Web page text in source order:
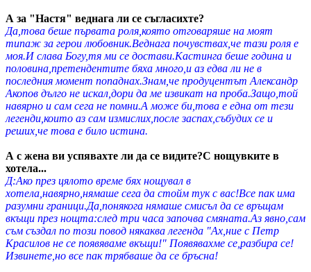
А за "Настя" веднага ли се съгласихте?
Да,това беше първата роля,която отговаряше на моят
типаж за герои любовник.Веднага почувствах,че тази роля е
моя.И слава Богу,тя ми се достави.Кастинга беше година и
половина,претендентите бяха много,и аз едва ли не в
последния момент попаднах.Знам,че продуцентът Александр
Акопов дълго не искал,дори да ме извикат на проба.Защо,той
навярно и сам сега не помни.А може би,това е една от тези
легенди,които аз сам измислих,после заспах,събудих се и
реших,че това е било истина.
А с жена ви успявахте ли да се видите?С нощувките в
хотела...
Д:Ако през цялото време бях нощувал в
хотела,навярно,нямаше сега да стойм тук с вас!Все пак има
разумни граници.Да,понякога нямаше смисъл да се връщам
вкъщи през нощта:след три часа започва смяната.Аз явно,сам
съм създал по този повод някаква легенда "Ах,ние с Петр
Красилов не се появяваме вкъщи!" Появявахме се,разбира се!
Извинете,но все пак трябваше да се бръсна!